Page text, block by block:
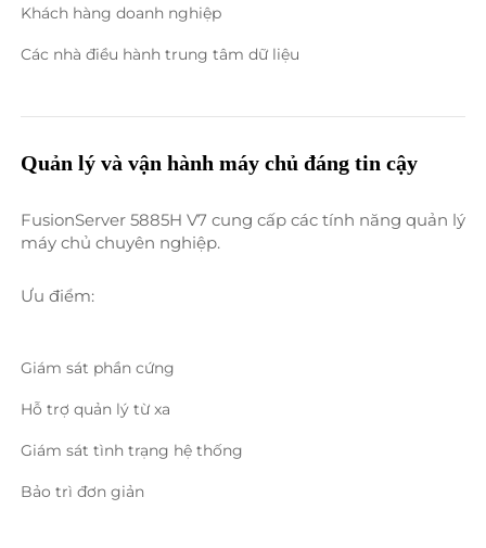
Khách hàng doanh nghiệp
Các nhà điều hành trung tâm dữ liệu
Quản lý và vận hành máy chủ đáng tin cậy
FusionServer 5885H V7 cung cấp các tính năng quản lý
máy chủ chuyên nghiệp.
Ưu điểm:
Giám sát phần cứng
Hỗ trợ quản lý từ xa
Giám sát tình trạng hệ thống
Bảo trì đơn giản